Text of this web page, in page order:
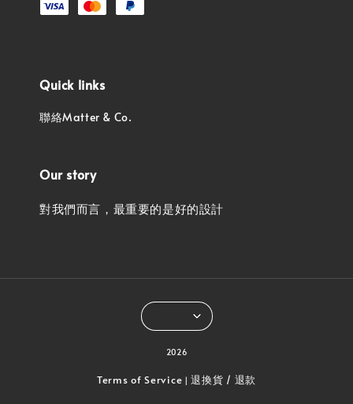
Quick links
聯絡Matter & Co.
Our story
對我們而言，最重要的是好的設計
2026
Terms of Service |退換貨 / 退款